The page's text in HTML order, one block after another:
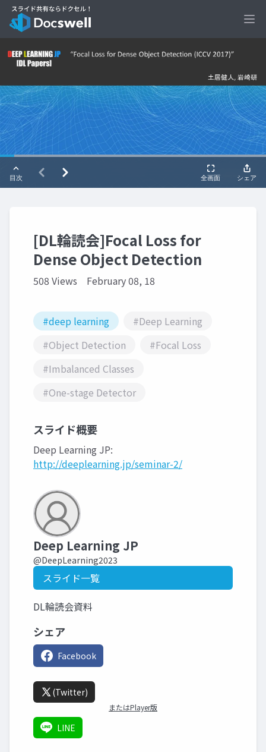
[DL輪読会]Focal Loss for
Dense Object Detection
508 Views February 08, 18
#deep learning
#Deep Learning
#Object Detection
#Focal Loss
#Imbalanced Classes
#One-stage Detector
スライド概要
Deep Learning JP:
http://deeplearning.jp/seminar-2/
Deep Learning JP
@DeepLearning2023
スライド一覧
DL輪読会資料
シェア
Facebook
(Twitter)
またはPlayer版
LINE